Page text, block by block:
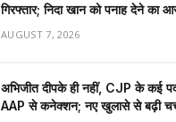
गिरफ्तार; निदा खान को पनाह देने का
AUGUST 7, 2026
अभिजीत दीपके ही नहीं, CJP के कई
AAP से कनेक्शन; नए खुलासे से बढ़ी